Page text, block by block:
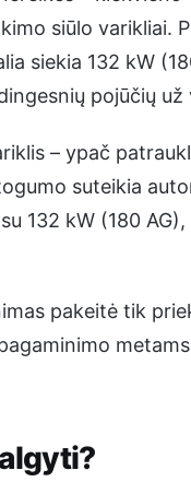
siūlo varikliai.
siekia 132 kW
pojūčių už
– ypač
suteikia
132 kW (180
pakeitė tik